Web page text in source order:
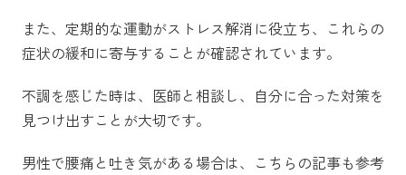
また、定期的な運動がストレス解消に役立ち、これらの
症状の緩和に寄与することが確認されています。
不調を感じた時は、医師と相談し、自分に合った対策を
見つけ出すことが大切です。
男性で腰痛と吐き気がある場合は、こちらの記事も参考